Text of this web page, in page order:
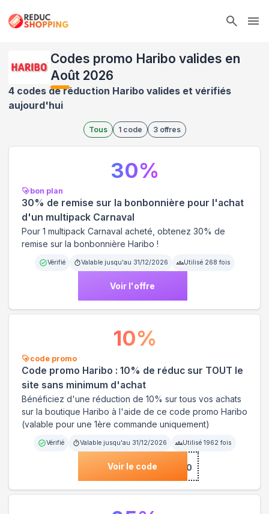
Codes promo Haribo valides en
Août 2026
4 codes de réduction Haribo valides et vérifiés
aujourd'hui
Tous 1 code 3 offres
bon plan
30% de remise sur la bonbonnière pour l'achat
d'un multipack Carnaval
Pour 1 multipack Carnaval acheté, obtenez 30% de
remise sur la bonbonnière Haribo !
Vérifié Valable jusqu'au 31/12/2026 Utilisé 268 fois
Voir l'offre
30%
code promo
Code promo Haribo : 10% de réduc sur TOUT le
site sans minimum d'achat
Bénéficiez d'une réduction de 10% sur tous vos achats
sur la boutique Haribo à l'aide de ce code promo Haribo
(valable pour une 1ère commande uniquement)
Vérifié Valable jusqu'au 31/12/2026 Utilisé 1962 fois
Voir le code***IBO10
10%